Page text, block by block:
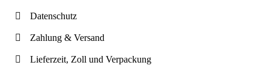
Datenschutz
Zahlung & Versand
Lieferzeit, Zoll und Verpackung